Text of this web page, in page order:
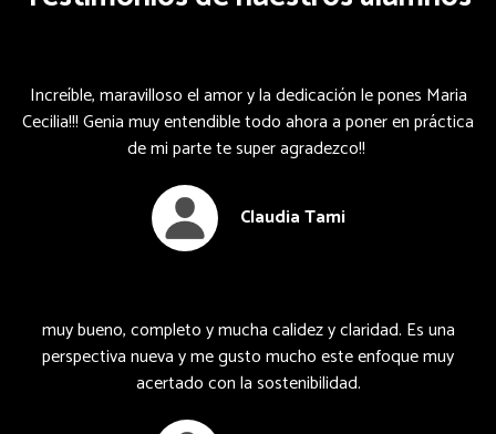
Increíble, maravilloso el amor y la dedicación le pones Maria
Cecilia!!! Genia muy entendible todo ahora a poner en práctica
de mi parte te super agradezco!!
Claudia Tami
muy bueno, completo y mucha calidez y claridad. Es una
perspectiva nueva y me gusto mucho este enfoque muy
acertado con la sostenibilidad.